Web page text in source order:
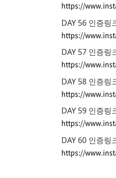
https://
DAY 56 인증링
https://
DAY 57 인증링
https://
DAY 58 인증링
https://
DAY 59 인증링
https://
DAY 60 인증링
https://